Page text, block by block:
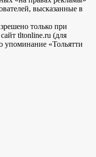
высказанные в
только при
tltonline.ru (для
упоминание «Тольятти